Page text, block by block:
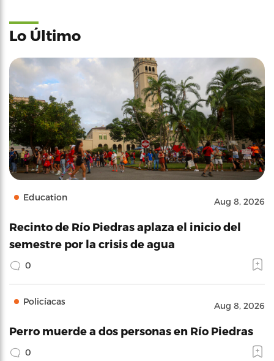
Lo Último
Education Aug 8, 2026
Recinto de Río Piedras aplaza el inicio del
semestre por la crisis de agua
0
Policíacas Aug 8, 2026
Perro muerde a dos personas en Río Piedras
0